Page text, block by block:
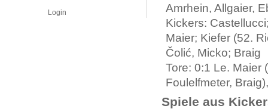
Login
Amrhein, Allgaier,
Kickers:
Maier; Kiefer (52.
Čolić, Micko; Braig
Tore: 0:1 Le. Maier
Foulelfmeter,
Spiele aus